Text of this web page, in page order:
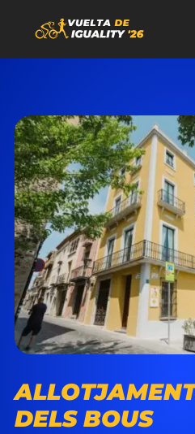
DELS BOUS